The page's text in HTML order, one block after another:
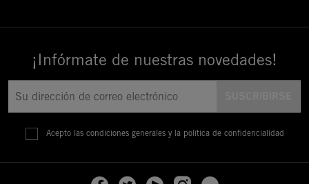
¡Infórmate de nuestras novedades!
Acepto las condiciones generales y la política de confidencialidad